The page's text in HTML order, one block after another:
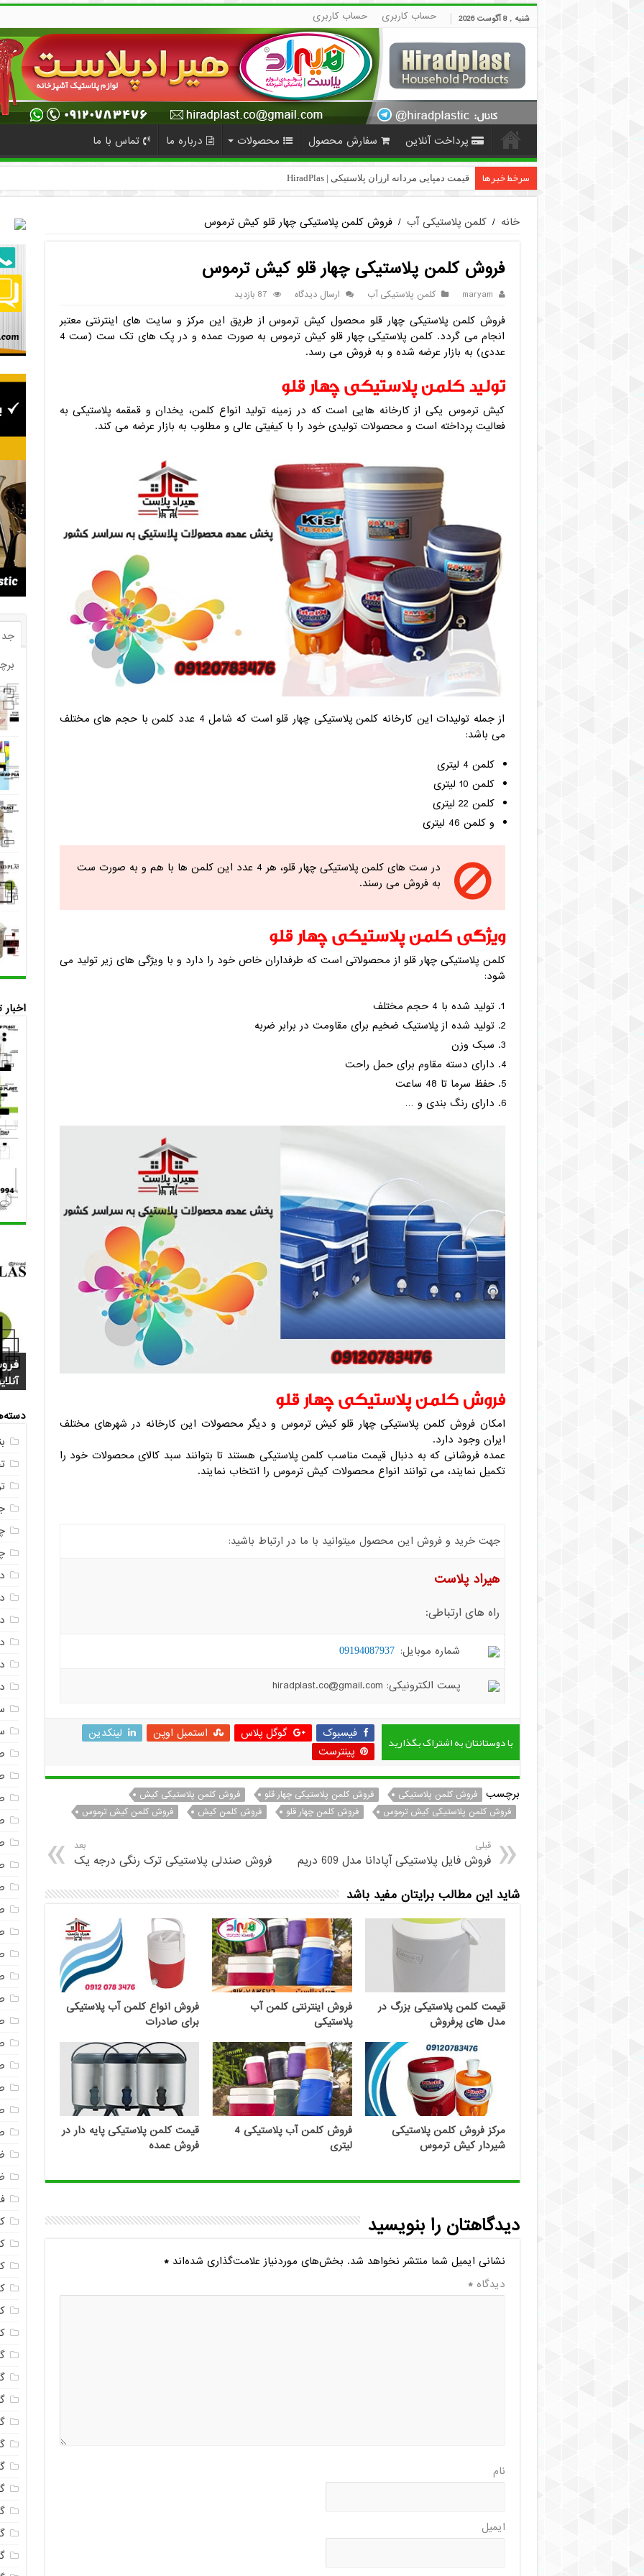
شنبه , 8 آگوست 2026 حساب کاربری حساب کاربری
پرداخت آنلاین سفارش محصول محصولات درباره ما تماس با ما
سرخط خبرها قیمت دمپایی مردانه ارزان پلاستیکی | HiradPlast
خانه / کلمن پلاستیکی آب / فروش کلمن پلاستیکی چهار قلو کیش ترموس
فروش کلمن پلاستیکی چهار قلو کیش ترموس
maryam کلمن پلاستیکی آب ارسال دیدگاه 87 بازدید
فروش کلمن پلاستیکی چهار قلو محصول کیش ترموس از طریق این مرکز و سایت های اینترنتی معتبر
انجام می گردد. کلمن پلاستیکی چهار قلو کیش ترموس به صورت عمده و در پک های تک ست (ست 4
عددی) به بازار عرضه شده و به فروش می رسد.
تولید کلمن پلاستیکی چهار قلو
کیش ترموس یکی از کارخانه هایی است که در زمینه تولید انواع کلمن، یخدان و قمقمه پلاستیکی به
فعالیت پرداخته است و محصولات تولیدی خود را با کیفیتی عالی و مطلوب به بازار عرضه می کند.
از جمله تولیدات این کارخانه کلمن پلاستیکی چهار قلو است که شامل 4 عدد کلمن با حجم های مختلف
می باشد:
کلمن 4 لیتری
کلمن 10 لیتری
کلمن 22 لیتری
و کلمن 46 لیتری
در ست های کلمن پلاستیکی چهار قلو، هر 4 عدد این کلمن ها با هم و به صورت ست
به فروش می رسند.
ویژگی کلمن پلاستیکی چهار قلو
کلمن پلاستیکی چهار قلو از محصولاتی است که طرفداران خاص خود را دارد و با ویژگی های زیر تولید می
شود:
تولید شده با 4 حجم مختلف
تولید شده از پلاستیک ضخیم برای مقاومت در برابر ضربه
سبک وزن
دارای دسته مقاوم برای حمل راحت
حفظ سرما تا 48 ساعت
دارای رنگ بندی و …
فروش کلمن پلاستیکی چهار قلو
امکان فروش کلمن پلاستیکی چهار قلو کیش ترموس و دیگر محصولات این کارخانه در شهرهای مختلف
ایران وجود دارد.
عمده فروشانی که به دنبال قیمت مناسب کلمن پلاستیکی هستند تا بتوانند سبد کالای محصولات خود را
تکمیل نمایند، می توانند انواع محصولات کیش ترموس را انتخاب نمایند.
جهت خرید و فروش این محصول میتوانید با ما در ارتباط باشید:
هیراد پلاست
راه های ارتباطی:
شماره موبایل: 09194087937
پست الکترونیکی: hiradplast.co@gmail.com
با دوستانتان به اشتراک بگذارید فیسبوک گوگل پلاس استمبل اوپن
لینکدین
پینترست
برچسب فروش کلمن پلاستیکی فروش کلمن پلاستیکی چهار قلو
فروش کلمن پلاستیکی کیش
فروش کلمن پلاستیکی کیش ترموس
فروش کلمن چهار قلو فروش کلمن کیش فروش کلمن کیش ترموس
قبلی
فروش فایل پلاستیکی آپادانا مدل 609 دریم
بعد
فروش صندلی پلاستیکی ترک رنگی درجه یک
شاید این مطالب برایتان مفید باشد
قیمت کلمن پلاستیکی بزرگ در
مدل های پرفروش
فروش اینترنتی کلمن آب
پلاستیکی
فروش انواع کلمن آب پلاستیکی
برای صادرات
مرکز فروش کلمن پلاستیکی
شیردار کیش ترموس
فروش کلمن آب پلاستیکی 4
لیتری
قیمت کلمن پلاستیکی پایه دار در
فروش عمده
دیدگاهتان را بنویسید
نشانی ایمیل شما منتشر نخواهد شد. بخش‌های موردنیاز علامت‌گذاری شده‌اند*
دیدگاه*
نام
ایمیل
+